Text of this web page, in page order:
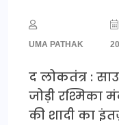
UMA PATHAK
द लोकतंत्र :
जोड़ी रश्मिका
की शादी का